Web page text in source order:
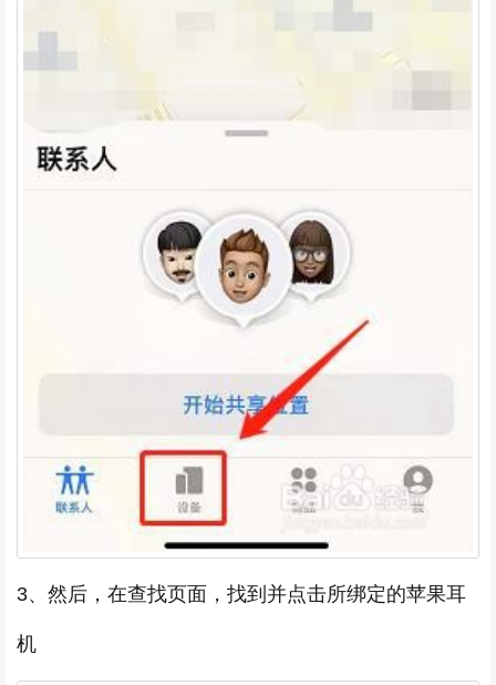
3、然后，在查找页面，找到并点击所绑定的苹果耳
机